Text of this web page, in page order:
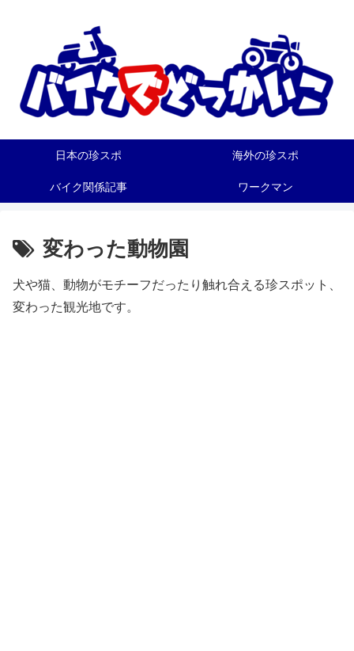
日本の珍スポ 海外の珍スポ
バイク関係記事 ワークマン
変わった動物園
犬や猫、動物がモチーフだったり触れ合える珍スポット、
変わった観光地です。